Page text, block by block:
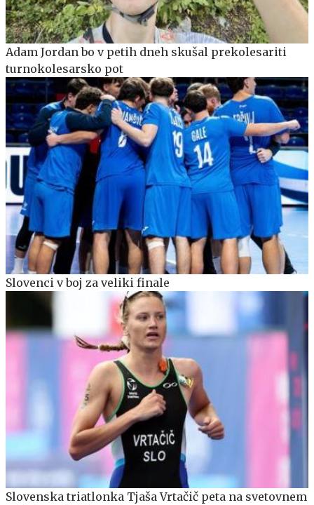
Adam Jordan bo v petih dneh skušal prekolesariti
turnokolesarsko pot
Slovenci v boj za veliki finale
Slovenska triatlonka Tjaša Vrtačič peta na svetovnem